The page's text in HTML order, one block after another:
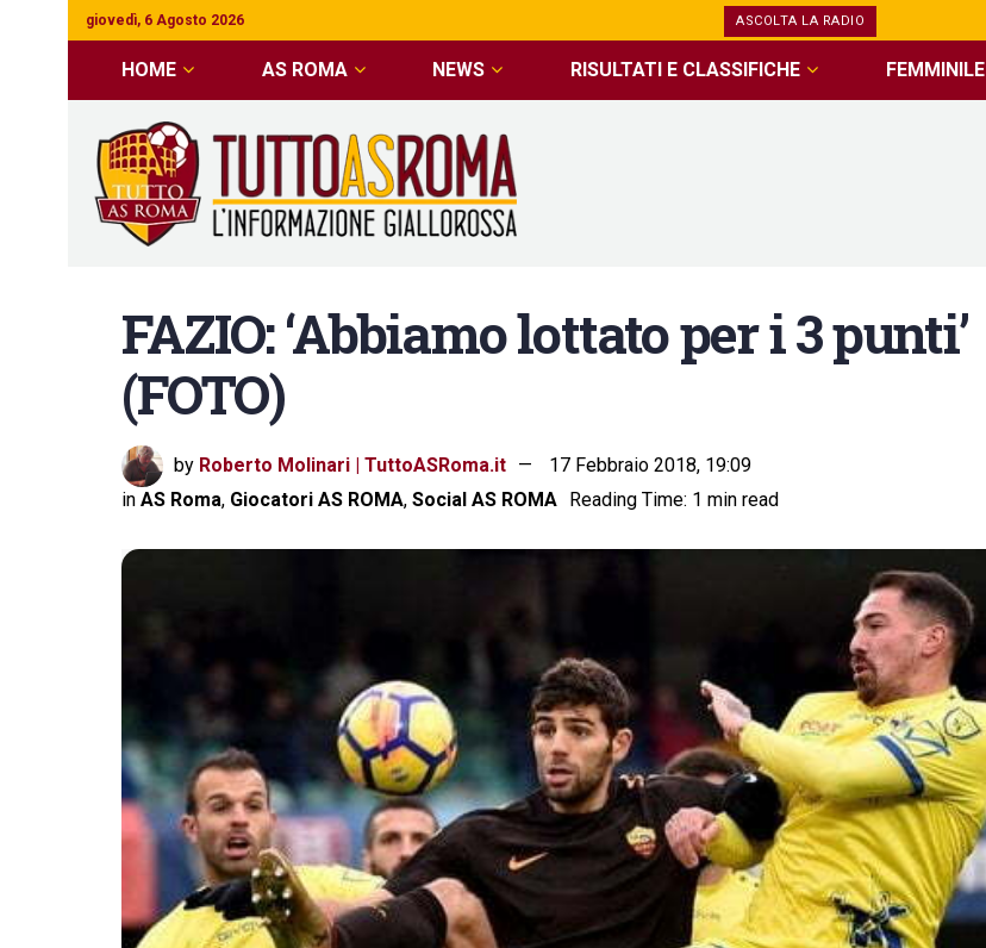
giovedì, 6 Agosto 2026 ASCOLTA LA RADIO
HOME AS ROMA NEWS RISULTATI E CLASSIFICHE FEMMINILE
FAZIO: ‘Abbiamo lottato per i 3 punti’
(FOTO)
by Roberto Molinari | TuttoASRoma.it
17 Febbraio 2018, 19:09
in AS Roma, Giocatori AS ROMA, Social AS ROMA Reading Time: 1 min read